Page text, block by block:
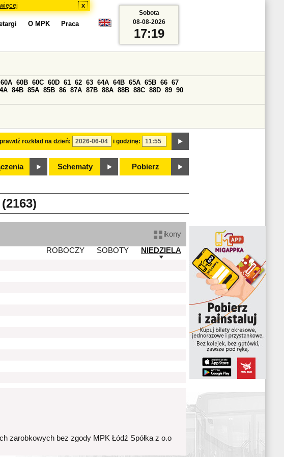
więcej x
O MPK Praca
rozkład na dzień: i godzinę:
60A 60B 60C 60D 61 62 63 64A 64B 65A 65B 66 67
84B 85A 85B 86 87A 87B 88A 88B 88C 88D 89 90
Schematy Pobierz
Sobota
08-08-2026
17:19
ikony
ROBOCZY
SOBOTY
NIEDZIELA
zarobkowych bez zgody MPK Łódź Spółka z o.o